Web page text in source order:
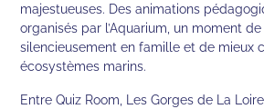
majestueuses. Des animations
organisés par l’Aquarium, un moment
silencieusement en famille et de mieux
écosystèmes marins.
Entre Quiz Room, Les Gorges de La